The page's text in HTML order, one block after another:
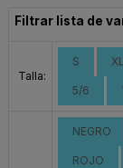
Filtrar lista de
Talla:
S XL
5/6
NEGRO
ROJO